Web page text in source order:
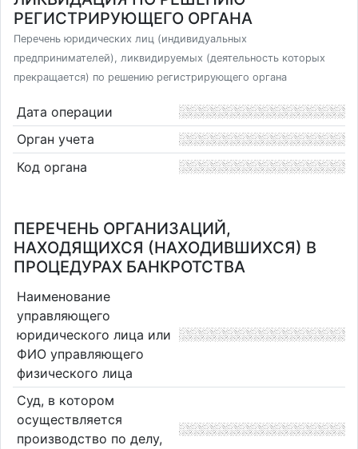
РЕГИСТРИРУЮЩЕГО ОРГАНА
Перечень юридических лиц (индивидуальных
предпринимателей), ликвидируемых (деятельность которых
прекращается) по решению регистрирующего органа
Дата операции
Орган учета
Код органа
ПЕРЕЧЕНЬ ОРГАНИЗАЦИЙ,
НАХОДЯЩИХСЯ (НАХОДИВШИХСЯ) В
ПРОЦЕДУРАХ БАНКРОТСТВА
Наименование
управляющего
юридического лица или
ФИО управляющего
физического лица
Суд, в котором
осуществляется
производство по делу,